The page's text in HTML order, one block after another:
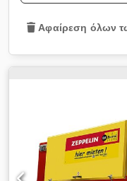
Αφαίρεση όλων